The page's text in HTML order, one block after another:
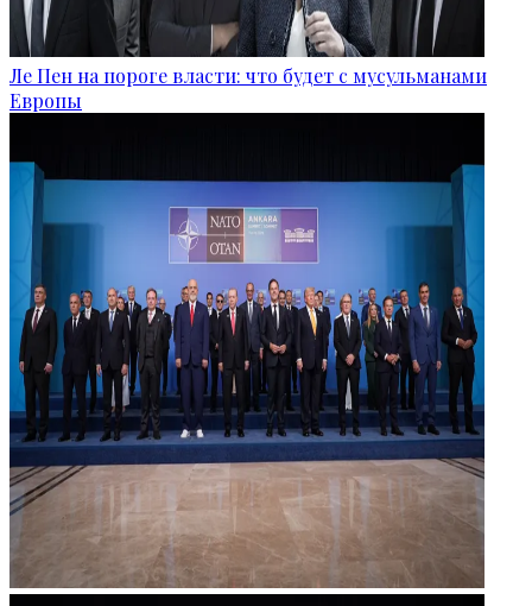
Ле Пен на пороге власти: что будет с мусульманами
Европы